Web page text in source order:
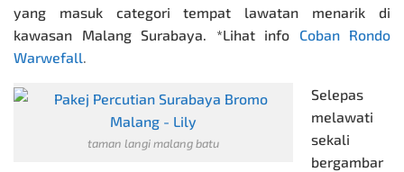
yang masuk categori tempat lawatan menarik di
kawasan Malang Surabaya. *Lihat info
Coban Rondo
Warwefall.
taman langi malang batu
Selepas
melawati
sekali
bergambar